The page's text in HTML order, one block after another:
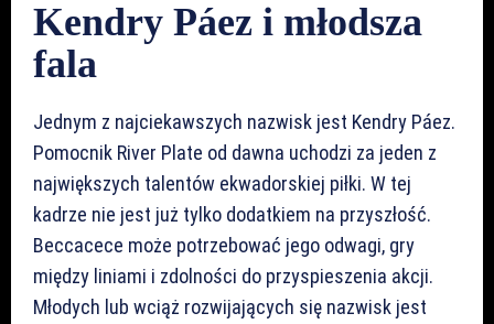
Kendry Páez i młodsza
fala
Jednym z najciekawszych nazwisk jest Kendry Páez.
Pomocnik River Plate od dawna uchodzi za jeden z
największych talentów ekwadorskiej piłki. W tej
kadrze nie jest już tylko dodatkiem na przyszłość.
Beccacece może potrzebować jego odwagi, gry
między liniami i zdolności do przyspieszenia akcji.
Młodych lub wciąż rozwijających się nazwisk jest